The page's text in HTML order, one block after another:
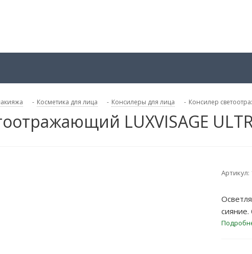
- Косметика для лица - Консилеры для лица - Консилер
LUXVISAGE
Артикул:
сияние.